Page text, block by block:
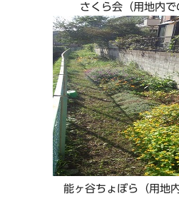
さくら会（用地内で
能ヶ谷ちょぼら（用地